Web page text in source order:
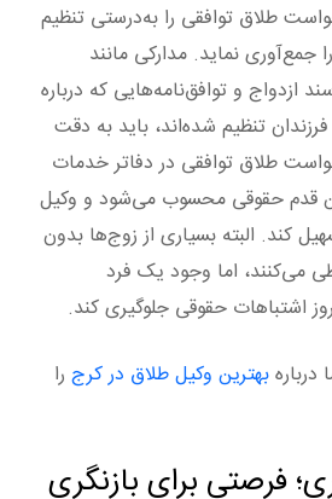
طلاق توافقی را به‌درستی تنظیم
جمع‌آوری نماید. مدارکی مانند
ازدواج و توافق‌نامه‌هایی که درباره
تنظیم شده‌اند، باید به دقت
طلاق توافقی در دفاتر خدمات
قدم حقوقی محسوب می‌شود و وکیل
کند. البته بسیاری از زوج‌ها بدون
می‌کنند، اما وجود یک فرد
اشتباهات حقوقی جلوگیری کند.
بهترین وکیل طلاق در کرج را
فرصتی برای بازنگری